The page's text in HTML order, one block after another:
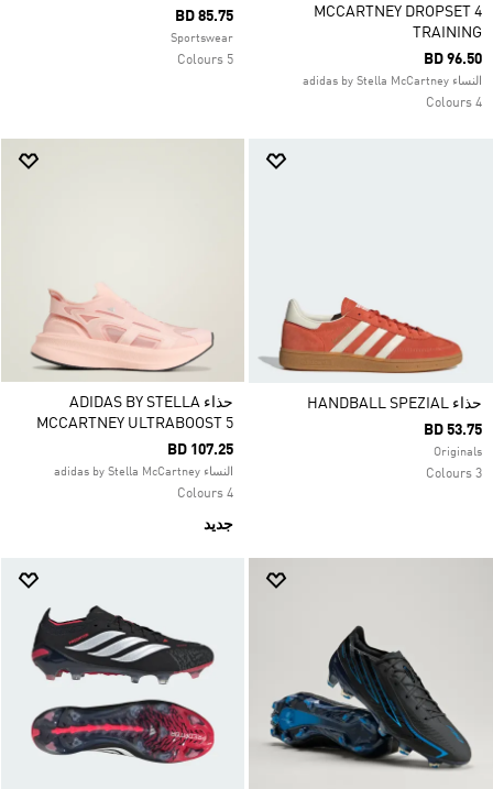
MCCARTNEY DROPSET 4
TRAINING
BD 96.50
النساء adidas by Stella McCartney
4 Colours
BD 85.75
Sportswear
5 Colours
حذاء HANDBALL SPEZIAL
BD 53.75
Originals
3 Colours
حذاء ADIDAS BY STELLA
MCCARTNEY ULTRABOOST 5
BD 107.25
النساء adidas by Stella McCartney
4 Colours
جديد